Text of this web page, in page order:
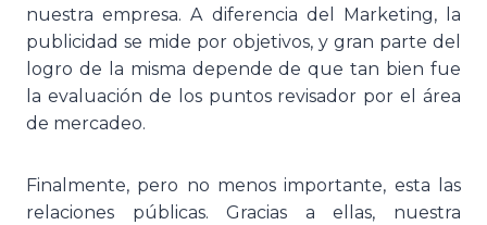
nuestra empresa. A diferencia del Marketing, la
publicidad se mide por objetivos, y gran parte del
logro de la misma depende de que tan bien fue
la evaluación de los puntos revisador por el área
de mercadeo.
Finalmente, pero no menos importante, esta las
relaciones públicas. Gracias a ellas, nuestra